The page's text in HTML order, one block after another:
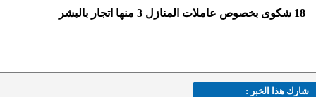
18 شكوى بخصوص عاملات المنازل 3 منها اتجار بالبشر
شارك هذا الخبر :